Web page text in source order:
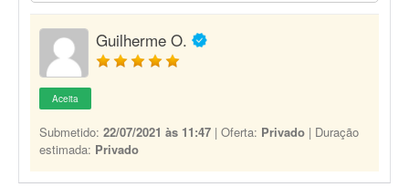
Guilherme O.
Aceita
Submetido: 22/07/2021 às 11:47 | Oferta: Privado | Duração
estimada: Privado